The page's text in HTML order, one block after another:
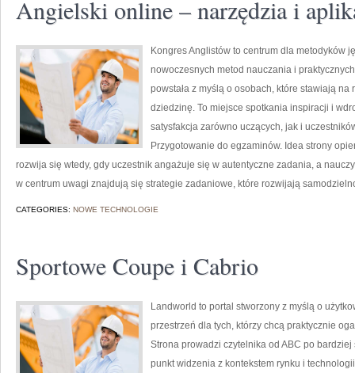
Angielski online – narzędzia i
Kongres Anglistów to centrum dla metodyków
nowoczesnych metod nauczania i
powstała z myślą o osobach, które stawiają
dziedzinę. To miejsce spotkania inspiracji i
satysfakcja zarówno uczących, jak i
Przygotowanie do egzaminów. Idea strony
rozwija się wtedy, gdy uczestnik angażuje się w autentyczne zadania, a
w centrum uwagi znajdują się strategie zadaniowe, które rozwijają
CATEGORIES: NOWE TECHNOLOGIE
Sportowe Coupe i Cabrio
Landworld to portal stworzony z myślą o
przestrzeń dla tych, którzy chcą praktycznie
Strona prowadzi czytelnika od ABC po
punkt widzenia z kontekstem rynku i